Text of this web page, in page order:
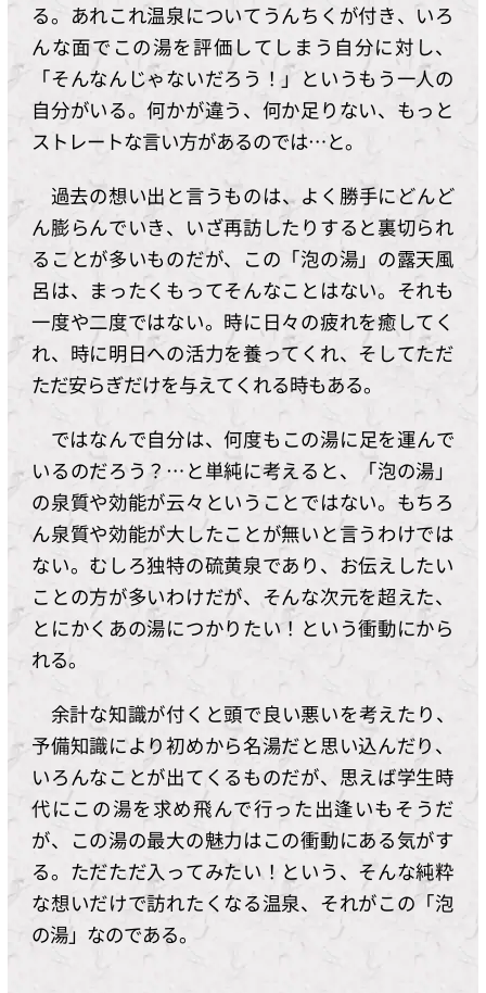
る。あれこれ温泉についてうんちくが付き、いろ
んな面でこの湯を評価してしまう自分に対し、
「そんなんじゃないだろう！」というもう一人の
自分がいる。何かが違う、何か足りない、もっと
ストレートな言い方があるのでは…と。
過去の想い出と言うものは、よく勝手にどんど
ん膨らんでいき、いざ再訪したりすると裏切られ
ることが多いものだが、この「泡の湯」の露天風
呂は、まったくもってそんなことはない。それも
一度や二度ではない。時に日々の疲れを癒してく
れ、時に明日への活力を養ってくれ、そしてただ
ただ安らぎだけを与えてくれる時もある。
ではなんで自分は、何度もこの湯に足を運んで
いるのだろう？…と単純に考えると、「泡の湯」
の泉質や効能が云々ということではない。もちろ
ん泉質や効能が大したことが無いと言うわけでは
ない。むしろ独特の硫黄泉であり、お伝えしたい
ことの方が多いわけだが、そんな次元を超えた、
とにかくあの湯につかりたい！という衝動にから
れる。
余計な知識が付くと頭で良い悪いを考えたり、
予備知識により初めから名湯だと思い込んだり、
いろんなことが出てくるものだが、思えば学生時
代にこの湯を求め飛んで行った出逢いもそうだ
が、この湯の最大の魅力はこの衝動にある気がす
る。ただただ入ってみたい！という、そんな純粋
な想いだけで訪れたくなる温泉、それがこの「泡
の湯」なのである。